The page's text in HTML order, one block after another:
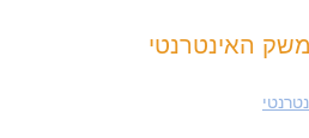
לתוכן
האינטרנטי